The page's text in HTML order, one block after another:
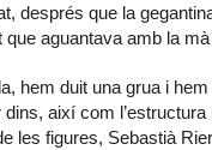
després que la
que aguantava amb la
hem duit una grua i
així com
les figures, Sebastià